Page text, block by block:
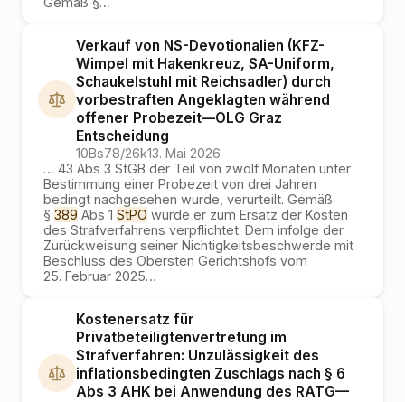
Verkauf von NS-Devotionalien (KFZ-
Wimpel mit Hakenkreuz, SA-Uniform,
Schaukelstuhl mit Reichsadler) durch
vorbestraften Angeklagten während
offener Probezeit—OLG Graz
Entscheidung
10Bs78/26k13. Mai 2026
… 43 Abs 3 StGB der Teil von zwölf Monaten unter
Bestimmung einer Probezeit von drei Jahren
bedingt nachgesehen wurde, verurteilt. Gemäß
§ 389 Abs 1 StPO wurde er zum Ersatz der Kosten
des Strafverfahrens verpflichtet. Dem infolge der
Zurückweisung seiner Nichtigkeitsbeschwerde mit
Beschluss des Obersten Gerichtshofs vom
25. Februar 2025…
Kostenersatz für
Privatbeteiligtenvertretung im
Strafverfahren: Unzulässigkeit des
inflationsbedingten Zuschlags nach § 6
Abs 3 AHK bei Anwendung des RATG—